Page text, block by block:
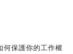
何保護你的工作權